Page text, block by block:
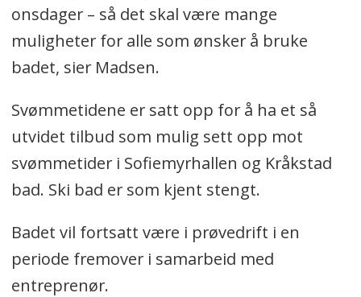
onsdager – så det skal være mange
muligheter for alle som ønsker å bruke
badet, sier Madsen.
Svømmetidene er satt opp for å ha et så
utvidet tilbud som mulig sett opp mot
svømmetider i Sofiemyrhallen og Kråkstad
bad. Ski bad er som kjent stengt.
Badet vil fortsatt være i prøvedrift i en
periode fremover i samarbeid med
entreprenør.